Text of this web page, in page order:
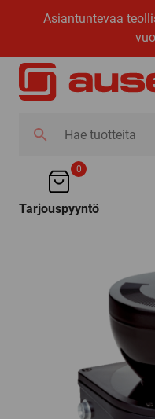
Asiantuntevaa
tuotteita
0
Tarjouspyyntö